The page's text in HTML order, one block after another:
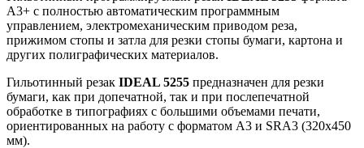
А3+ с полностью автоматическим программным
управлением, электромеханическим приводом реза,
прижимом стопы и затла для резки стопы бумаги, картона и
других полиграфических материалов.
Гильотинный резак IDEAL 5255 предназначен для резки
бумаги, как при допечатной, так и при послепечатной
обработке в типографиях с большими объемами печати,
ориентированных на работу с форматом А3 и SRA3 (320x450
мм).